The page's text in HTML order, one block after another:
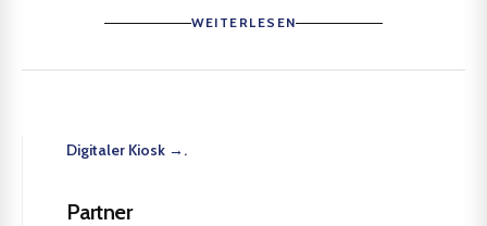
WEITERLESEN
Digitaler Kiosk →.
Partner